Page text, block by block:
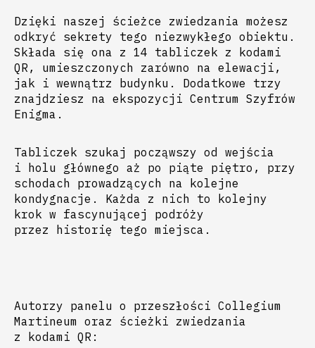
Dzięki naszej ścieżce zwiedzania możesz
odkryć sekrety tego niezwykłego obiektu.
Składa się ona z 14 tabliczek z kodami
QR, umieszczonych zarówno na elewacji,
jak i wewnątrz budynku. Dodatkowe trzy
znajdziesz na ekspozycji Centrum Szyfrów
Enigma.
Tabliczek szukaj począwszy od wejścia
i holu głównego aż po piąte piętro, przy
schodach prowadzących na kolejne
kondygnacje. Każda z nich to kolejny
krok w fascynującej podróży
przez historię tego miejsca.
Autorzy panelu o przeszłości Collegium
Martineum oraz ścieżki zwiedzania
z kodami QR: